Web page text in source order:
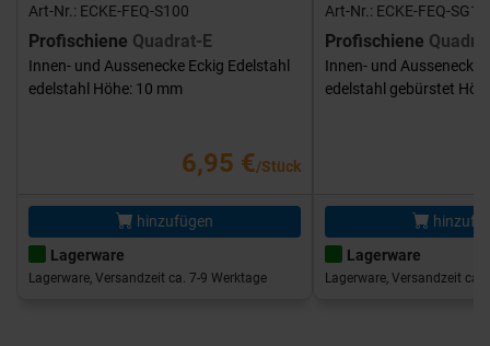
Art-Nr.: ECKE-FEQ-S100
Profischiene Quadrat-E
Innen- und Aussenecke Eckig Edelstahl
edelstahl Höhe: 10 mm
6,95 €/Stück
hinzufügen
Lagerware
Lagerware, Versandzeit ca. 7-9 Werktage
Art-Nr.: ECKE-FEQ-
Profischiene
Innen- und Aussenecke
edelstahl gebürstet
Lagerware
Lagerware, Versandzeit ca.